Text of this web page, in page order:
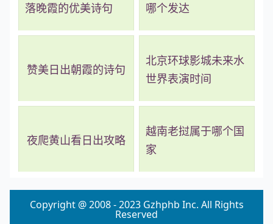
落晚霞的优美诗句
哪个发达
赞美日出朝霞的诗句
北京环球影城未来水
世界表演时间
夜爬黄山看日出攻略
越南老挝属于哪个国
家
Copyright @ 2008 - 2023 Gzhphb Inc. All Rights
Reserved